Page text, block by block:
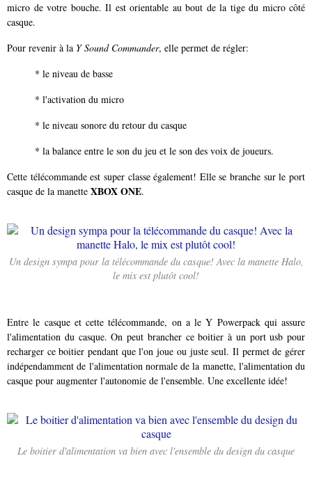
micro de votre bouche. Il est orientable au bout de la tige du micro côté
casque.
Pour revenir à la Y Sound Commander, elle permet de régler:
* le niveau de basse
* l'activation du micro
* le niveau sonore du retour du casque
* la balance entre le son du jeu et le son des voix de joueurs.
Cette télécommande est super classe également! Elle se branche sur le port
casque de la manette XBOX ONE.
Un design sympa pour la télécommande du casque! Avec la manette Halo,
le mix est plutôt cool!
Entre le casque et cette télécommande, on a le Y Powerpack qui assure
l'alimentation du casque. On peut brancher ce boitier à un port usb pour
recharger ce boitier pendant que l'on joue ou juste seul. Il permet de gérer
indépendamment de l'alimentation normale de la manette, l'alimentation du
casque pour augmenter l'autonomie de l'ensemble. Une excellente idée!
Le boitier d'alimentation va bien avec l'ensemble du design du casque